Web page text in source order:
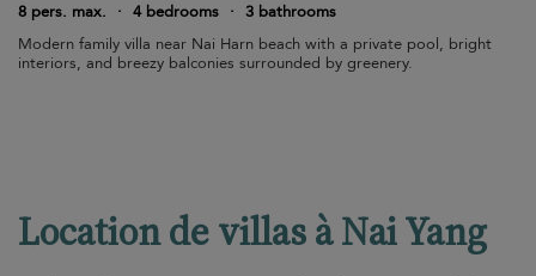
8 pers. max.
· 4 bedrooms · 3 bathrooms
Modern family villa near Nai Harn beach with a private pool, bright
interiors, and breezy balconies surrounded by greenery.
Location de villas à Nai Yang